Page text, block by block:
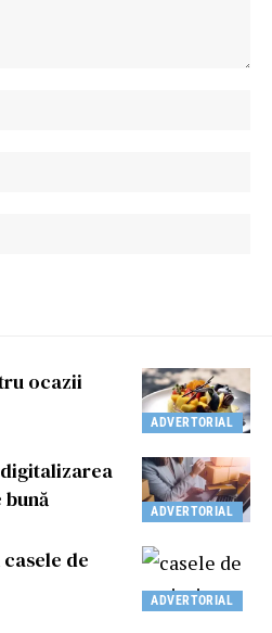
ADVERTORIAL
ocazii
ADVERTORIAL
ADVERTORIAL
de